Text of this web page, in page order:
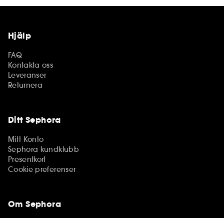
Hjälp
FAQ
Kontakta oss
Leveranser
Returnera
Ditt Sephora
Mitt Konto
Sephora kundklubb
Presentkort
Cookie preferenser
Om Sephora